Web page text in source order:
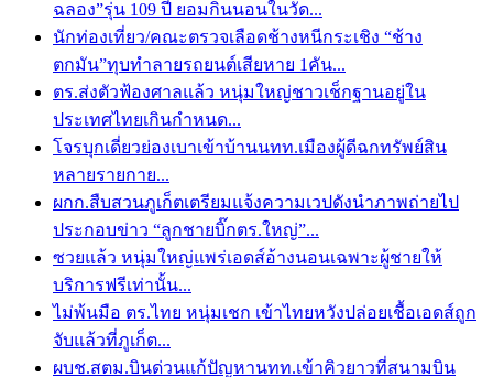
ฉลอง”รุ่น 109 ปี ยอมกินนอนในวัด...
นักท่องเที่ยว/คณะตรวจเลือดช้างหนีกระเชิง “ช้าง
ตกมัน”ทุบทำลายรถยนต์เสียหาย 1คัน...
ตร.ส่งตัวฟ้องศาลแล้ว หนุ่มใหญ่ชาวเช็กฐานอยู่ใน
ประเทศไทยเกินกำหนด...
โจรบุกเดี่ยวย่องเบาเข้าบ้านนทท.เมืองผู้ดีฉกทรัพย์สิน
หลายรายกาย...
ผกก.สืบสวนภูเก็ตเตรียมแจ้งความเวปดังนำภาพถ่ายไป
ประกอบข่าว “ลูกชายบิ๊กตร.ใหญ่”...
ซวยแล้ว หนุ่มใหญ่แพร่เอดส์อ้างนอนเฉพาะผู้ชายให้
บริการฟรีเท่านั้น...
ไม่พ้นมือ ตร.ไทย หนุ่มเชก เข้าไทยหวังปล่อยเชื้อเอดส์ถูก
จับแล้วที่ภูเก็ต...
ผบช.สตม.บินด่วนแก้ปัญหานทท.เข้าคิวยาวที่สนามบิน